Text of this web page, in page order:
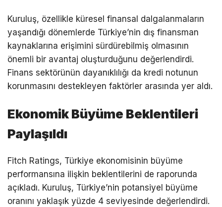
Kuruluş, özellikle küresel finansal dalgalanmaların
yaşandığı dönemlerde Türkiye’nin dış finansman
kaynaklarına erişimini sürdürebilmiş olmasının
önemli bir avantaj oluşturduğunu değerlendirdi.
Finans sektörünün dayanıklılığı da kredi notunun
korunmasını destekleyen faktörler arasında yer aldı.
Ekonomik Büyüme Beklentileri
Paylaşıldı
Fitch Ratings, Türkiye ekonomisinin büyüme
performansına ilişkin beklentilerini de raporunda
açıkladı. Kuruluş, Türkiye’nin potansiyel büyüme
oranını yaklaşık yüzde 4 seviyesinde değerlendirdi.